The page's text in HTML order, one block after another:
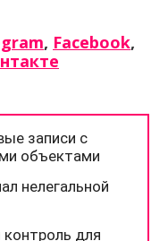
, Facebook,